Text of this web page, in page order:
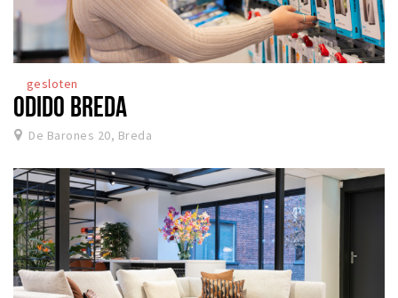
gesloten
ODIDO BREDA
De Barones 20, Breda